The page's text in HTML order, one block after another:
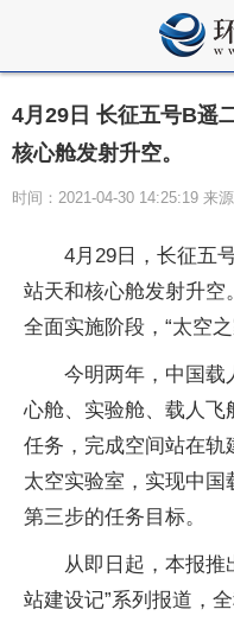
4月29日 长征五号B遥
核心舱发射升空。
时间：2021-04-30 14:25:19 来
4月29日，长征五
站天和核心舱发射升空
全面实施阶段，“太空
今明两年，中国载
心舱、实验舱、载人飞
任务，完成空间站在轨
太空实验室，实现中国
第三步的任务目标。
从即日起，本报推
站建设记”系列报道，